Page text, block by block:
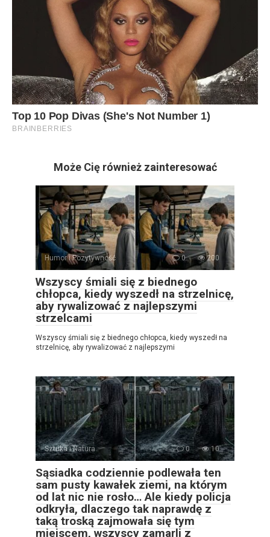
Może Cię również zainteresować
Humor i Pozytywność 0 200
Wszyscy śmiali się z biednego
chłopca, kiedy wyszedł na strzelnicę,
aby rywalizować z najlepszymi
strzelcami
Wszyscy śmiali się z biednego chłopca, kiedy wyszedł na
strzelnicę, aby rywalizować z najlepszymi
Sztuka i Natura 0 10
Sąsiadka codziennie podlewała ten
sam pusty kawałek ziemi, na którym
od lat nic nie rosło… Ale kiedy policja
odkryła, dlaczego tak naprawdę z
taką troską zajmowała się tym
miejscem, wszyscy zamarli z